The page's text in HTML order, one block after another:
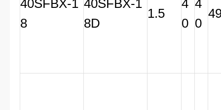
40SFBX-1
8
40SFBX-1
8D
1.5
4
0
4
0